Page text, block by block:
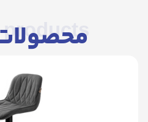
products